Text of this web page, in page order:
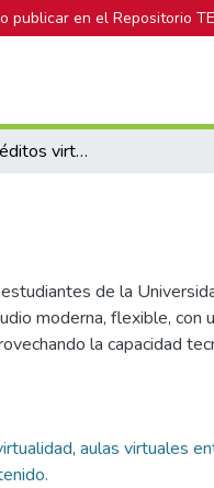
publicar en el Repositorio
Producción de créditos virtuales
de la
moderna, flexible, con
la capacidad
, aulas virtuales